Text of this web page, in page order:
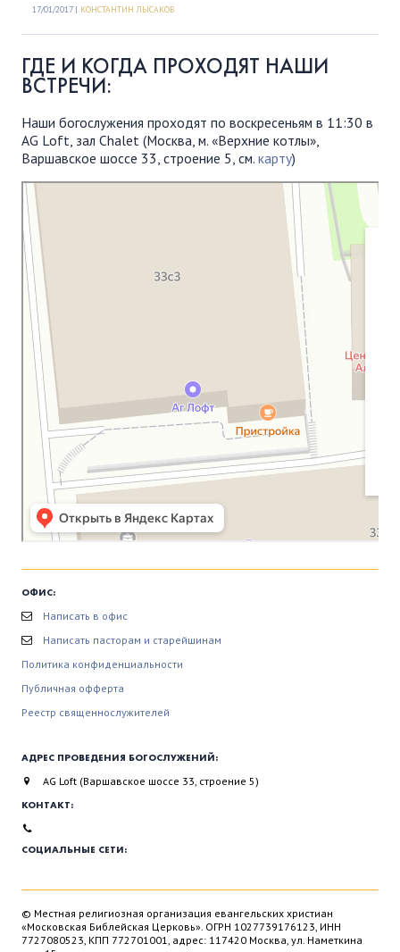
17/01/2017 | КОНСТАНТИН ЛЫСАКОВ
ГДЕ И КОГДА ПРОХОДЯТ НАШИ
ВСТРЕЧИ:
Наши богослужения проходят по воскресеньям в 11:30 в
AG Loft, зал Chalet (Москва, м. «Верхние котлы»,
Варшавское шоссе 33, строение 5, см. карту)
Московская Библейская Церковь
Протестантская церковь в Москве
ОФИС:
Написать в офис
Написать пасторам и старейшинам
Политика конфиденциальности
Публичная офферта
Реестр священнослужителей
АДРЕС ПРОВЕДЕНИЯ БОГОСЛУЖЕНИЙ:
AG Loft (Варшавское шоссе 33, строение 5)
КОНТАКТ:
СОЦИАЛЬНЫЕ СЕТИ:
© Местная религиозная организация евангельских христиан
«Московская Библейская Церковь». ОГРН 1027739176123, ИНН
7727080523, КПП 772701001, адрес: 117420 Москва, ул. Наметкина